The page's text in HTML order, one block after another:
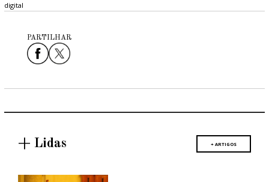
digital
PARTILHAR
+ Lidas + ARTIGOS